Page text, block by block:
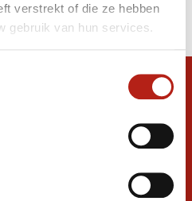
verstrekt of die ze hebben
gebruik van hun services.